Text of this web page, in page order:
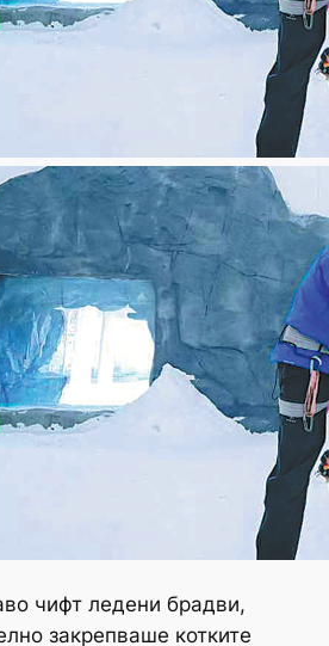
чифт ледени брадви,
закрепваше котките